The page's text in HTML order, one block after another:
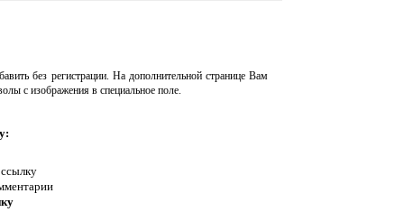
без регистрации. На дополнительной странице Вам
с изображения в специальное поле.